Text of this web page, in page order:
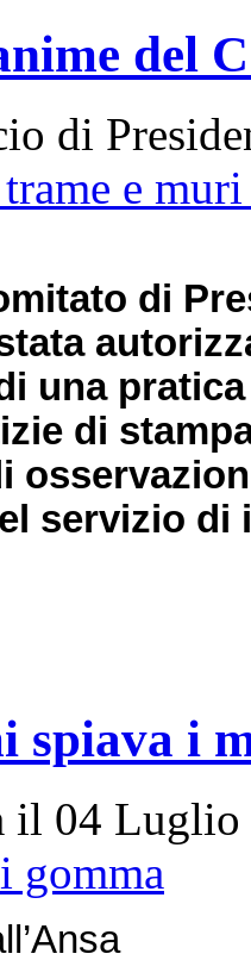
del
di
e
di
una
di
servizio di
spiava i
il 04 Luglio
gomma